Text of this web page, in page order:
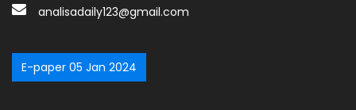
analisadaily123@gmail.com
E-paper 05 Jan 2024